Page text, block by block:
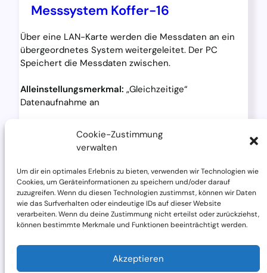
Cookie-Zustimmung
verwalten
Um dir ein optimales Erlebnis zu bieten, verwenden wir Technologien wie
Cookies, um Geräteinformationen zu speichern und/oder darauf
zuzugreifen. Wenn du diesen Technologien zustimmst, können wir Daten
wie das Surfverhalten oder eindeutige IDs auf dieser Website
verarbeiten. Wenn du deine Zustimmung nicht erteilst oder zurückziehst,
können bestimmte Merkmale und Funktionen beeinträchtigt werden.
Akzeptieren
Messsystem Koffer-16
Über eine LAN-Karte werden die Messdaten an ein
übergeordnetes System weitergeleitet. Der PC
Speichert die Messdaten zwischen.
Alleinstellungsmerkmal: „Gleichzeitige“
Datenaufnahme an
Mehr erfahren